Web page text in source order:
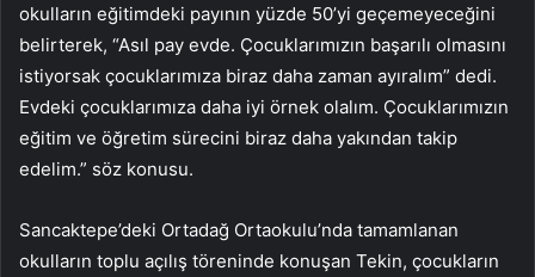
okulların eğitimdeki payının yüzde 50’yi geçemeyeceğini
belirterek, “Asıl pay evde. Çocuklarımızın başarılı olmasını
istiyorsak çocuklarımıza biraz daha zaman ayıralım” dedi.
Evdeki çocuklarımıza daha iyi örnek olalım. Çocuklarımızın
eğitim ve öğretim sürecini biraz daha yakından takip
edelim.” söz konusu.
Sancaktepe’deki Ortadağ Ortaokulu’nda tamamlanan
okulların toplu açılış töreninde konuşan Tekin, çocukların